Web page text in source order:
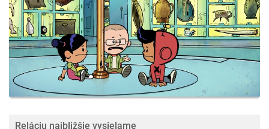
Reláciu najbližšie vysielame